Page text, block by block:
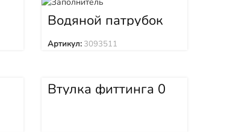
Водяной патрубок
3093511
Артикул: 3093511
Втулка фиттинга 0
16GS1F-4 X 2